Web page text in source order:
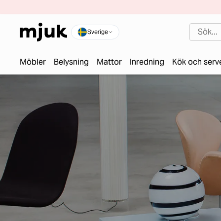
Sverige
Möbler Belysning Mattor Inredning Kök och